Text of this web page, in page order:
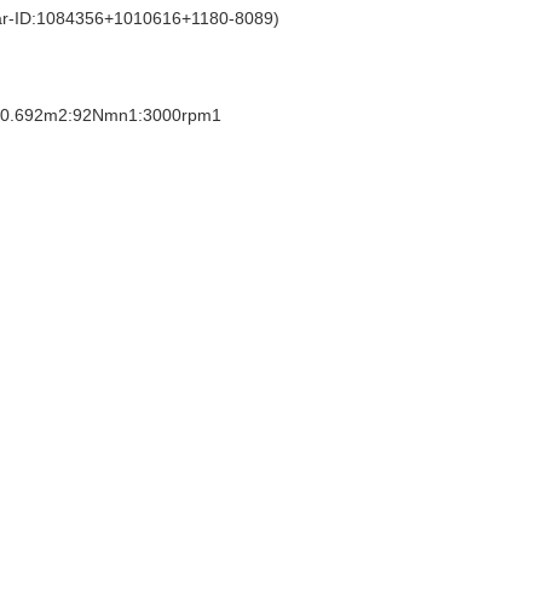
ID:1084356+1010616+1180-8089)